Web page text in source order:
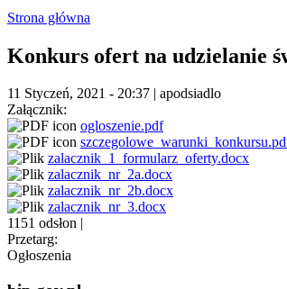
Strona główna
Konkurs ofert na udzielanie
11 Styczeń, 2021 - 20:37 | apodsiadlo
Załącznik:
ogloszenie.pdf
zalacznik_1_formularz_oferty.docx
zalacznik_nr_2a.docx
zalacznik_nr_2b.docx
zalacznik_nr_3.docx
1151 odsłon |
Przetarg:
Ogłoszenia